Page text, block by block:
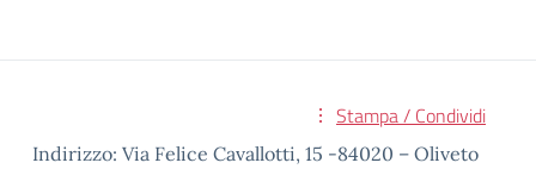
Stampa / Condividi
Indirizzo: Via Felice Cavallotti, 15 -84020 – Oliveto